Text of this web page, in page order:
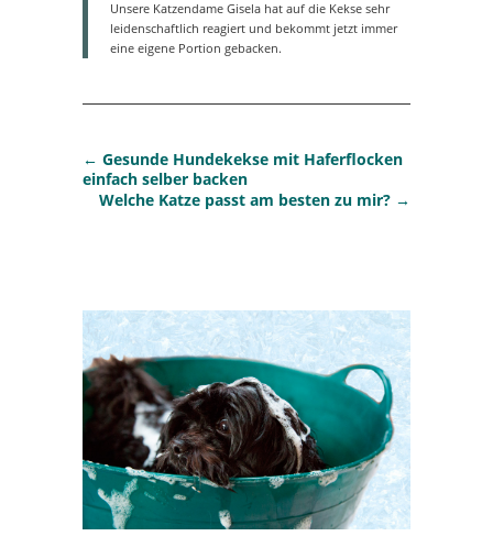
Unsere Katzendame Gisela hat auf die Kekse sehr
leidenschaftlich reagiert und bekommt jetzt immer
eine eigene Portion gebacken.
← Gesunde Hundekekse mit Haferflocken
einfach selber backen
Welche Katze passt am besten zu mir? →